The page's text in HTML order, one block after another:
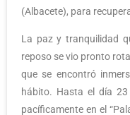
(Albacete), para
La paz y tranquilidad
reposo se vio pronto
que se encontró
hábito. Hasta el día
pacíficamente en el